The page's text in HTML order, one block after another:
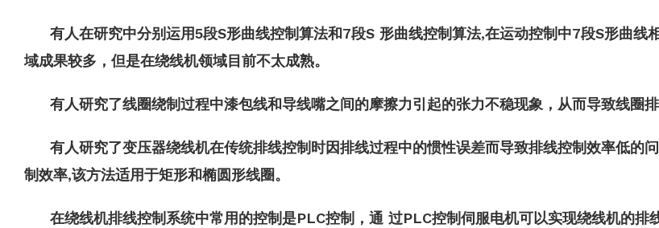
有人在研究中分别运用5段S形曲线控制算法和7段S 形曲线控制算法,在运动控制中7段S形曲
域成果较多，但是在绕线机领域目前不太成熟。
有人研究了线圈绕制过程中漆包线和导线嘴之间的摩擦力引起的张力不稳现象，从而导致线圈
有人研究了变压器绕线机在传统排线控制时因排线过程中的惯性误差而导致排线控制效率低的
制效率,该方法适用于矩形和椭圆形线圈。
在绕线机排线控制系统中常用的控制是PLC控制，通 过PLC控制伺服电机可以实现绕线机的排